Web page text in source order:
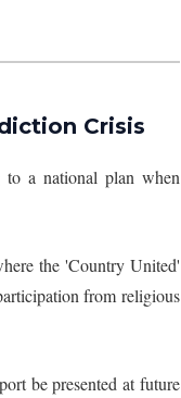
Crisis
to a national plan when
the 'Country United'
from religious
be presented at future